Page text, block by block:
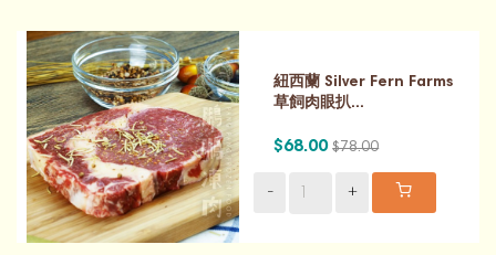
紐西蘭 Silver Fern Farms
草飼肉眼扒...
$68.00 $78.00
- +